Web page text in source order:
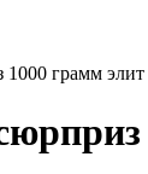
грамм элит